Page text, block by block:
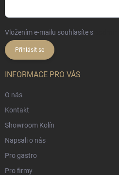
Vložením e-mailu souhlasíte s
Přihlásit se
INFORMACE PRO VÁS
O nás
Kontakt
Showroom Kolín
Napsali o nás
Pro gastro
Pro firmy